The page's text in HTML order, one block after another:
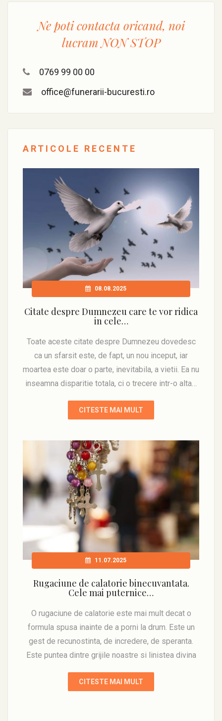
Ne poti contacta oricand, noi
lucramNON STOP
0769 99 00 00
office@funerarii-bucuresti.ro
ARTICOLE RECENTE
08.08.2025
Citate despre Dumnezeu care te vor ridica
in cele…
Toate aceste citate despre Dumnezeu dovedesc
ca un sfarsit este, de fapt, un nou inceput, iar
moartea este doar o parte, inevitabila, a vietii. Ea nu
inseamna disparitie totala, ci o trecere intr-o alta…
CITESTE MAI MULT
11.07.2025
Rugaciune de calatorie binecuvantata.
Cele mai puternice…
O rugaciune de calatorie este mai mult decat o
formula spusa inainte de a porni la drum. Este un
gest de recunostinta, de incredere, de speranta.
Este puntea dintre grijile noastre si linistea divina
CITESTE MAI MULT